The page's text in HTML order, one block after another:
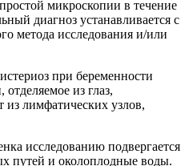
микроскопии в течение
диагноз устанавливается с
метода исследования и/или
при беременности
из глаз,
из лимфатических узлов,
исследованию подвергается
путей и околоплодные воды.